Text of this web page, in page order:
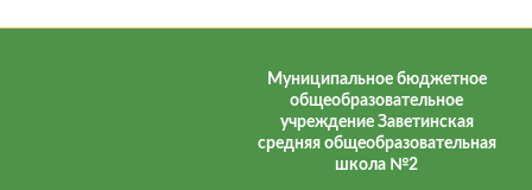
Муниципальное бюджетное
общеобразовательное
учреждение Заветинская
средняя общеобразовательная
школа №2